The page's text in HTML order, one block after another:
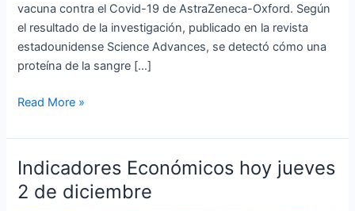
vacuna contra el Covid-19 de AstraZeneca-Oxford. Según
el resultado de la investigación, publicado en la revista
estadounidense Science Advances, se detectó cómo una
proteína de la sangre […]
Read More »
Indicadores Económicos hoy jueves
2 de diciembre
Indicadores
Económicos
hoy